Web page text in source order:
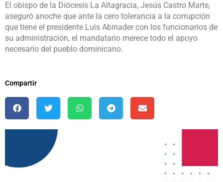
El obispo de la Diócesis La Altagracia, Jesús Castro Marte,
aseguró anoche que ante la cero tolerancia a la corrupción
que tiene el presidente Luis Abinader con los funcionarios de
su administración, el mandatario merece todo el apoyo
necesario del pueblo dominicano.
Compartir